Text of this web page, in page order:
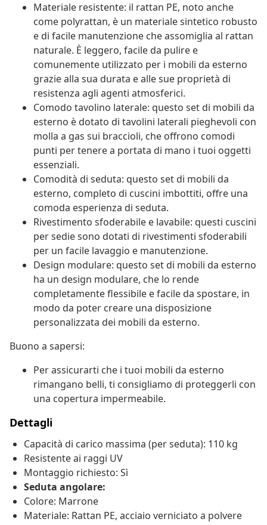
Materiale resistente: il rattan PE, noto anche
come polyrattan, è un materiale sintetico robusto
e di facile manutenzione che assomiglia al rattan
naturale. È leggero, facile da pulire e
comunemente utilizzato per i mobili da esterno
grazie alla sua durata e alle sue proprietà di
resistenza agli agenti atmosferici.
Comodo tavolino laterale: questo set di mobili da
esterno è dotato di tavolini laterali pieghevoli con
molla a gas sui braccioli, che offrono comodi
punti per tenere a portata di mano i tuoi oggetti
essenziali.
Comodità di seduta: questo set di mobili da
esterno, completo di cuscini imbottiti, offre una
comoda esperienza di seduta.
Rivestimento sfoderabile e lavabile: questi cuscini
per sedie sono dotati di rivestimenti sfoderabili
per un facile lavaggio e manutenzione.
Design modulare: questo set di mobili da esterno
ha un design modulare, che lo rende
completamente flessibile e facile da spostare, in
modo da poter creare una disposizione
personalizzata dei mobili da esterno.
Buono a sapersi:
Per assicurarti che i tuoi mobili da esterno
rimangano belli, ti consigliamo di proteggerli con
una copertura impermeabile.
Dettagli
Capacità di carico massima (per seduta): 110 kg
Resistente ai raggi UV
Montaggio richiesto: Sì
Seduta angolare:
Colore: Marrone
Materiale: Rattan PE, acciaio verniciato a polvere